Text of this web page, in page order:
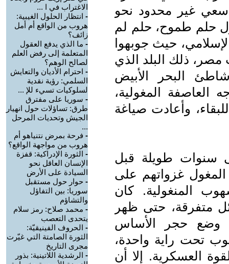
سعي غير محدود نحو
حلم طموح، حلم لم
حيث جوبهوا
ذلك البلد الذي
البحر الأبيض
المغولية،
وأعادت صياغة
سنوات طويلة قبل
حينما شنّ المغول غزواتهم على
المنغولية. كان
متفرقة، حتى ظهر
وضع حجر الأساس
تحت راية واحدة،
العسكرية. إلا أن
الاغتراب في ا ...
- انتظار الحلول الغيبية:
هروب من الواقع أم أمل
زائف؟
- ما الذي يدفع العقول
المتعلمة إلى رفض العلم
لصالح الوهم؟
- احترام الأديان والتعايش
السلمي: رؤية نقدية
لسلوكيات تسيء للإ ...
- سوريا على مفترق
طرق: تساؤلات حول انهيار
الجيش وتحديات المرحل
...
- فرحة بمرض نتنياهو أم
هروب من مواجهة الواقع؟
- الثورة الإدراكية: قفزة
الإنسان العاقل نحو
السيادة على الأرض
- حوار حول مستقبل
سوريا: بين التفاؤل
والتشاؤم
- محمد صلاح: رمز سلام
يتحدى التعصب
- الحروف الفينيقيّة:
الثورة الصامتة التي غيّرت
مجرى التاريخ
- الرشدية اللاتينية: بذور